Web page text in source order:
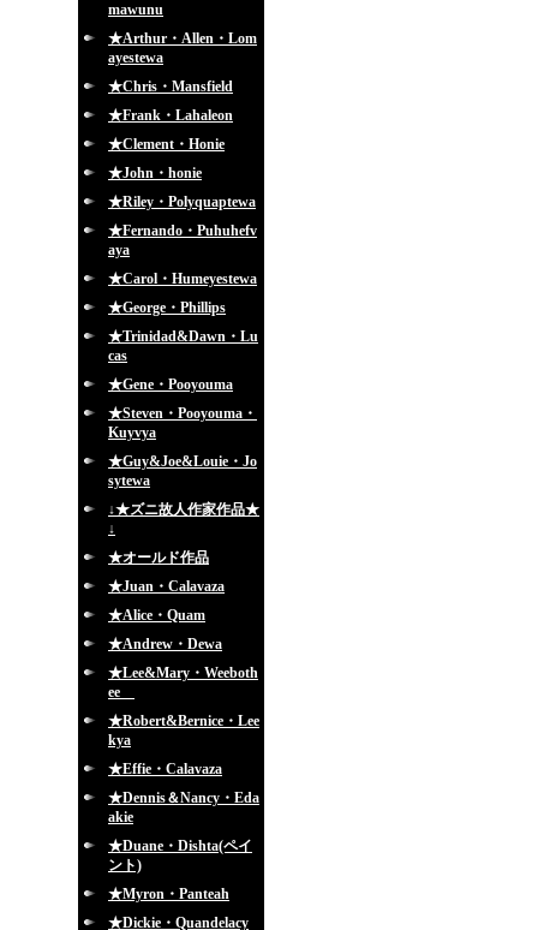
mawunu
★Arthur・Allen・Lom
ayestewa
★Chris・Mansfield
★Frank・Lahaleon
★Clement・Honie
★John・honie
★Riley・Polyquaptewa
★Fernando・Puhuhefv
aya
★Carol・Humeyestewa
★George・Phillips
★Trinidad&Dawn・Lu
cas
★Gene・Pooyouma
★Steven・Pooyouma・
Kuyvya
★Guy&Joe&Louie・Jo
sytewa
↓★ズニ故人作家作品★
↓
★オールド作品
★Juan・Calavaza
★Alice・Quam
★Andrew・Dewa
★Lee&Mary・Weeboth
ee
★Robert&Bernice・Lee
kya
★Effie・Calavaza
★Dennis＆Nancy・Eda
akie
★Duane・Dishta(ペイ
ント)
★Myron・Panteah
★Dickie・Quandelacy